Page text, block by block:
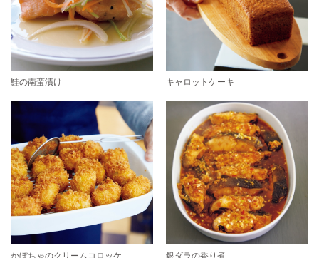
鮭の南蛮漬け キャロットケーキ
かぼちゃのクリームコロッケ 銀ダラの香り煮